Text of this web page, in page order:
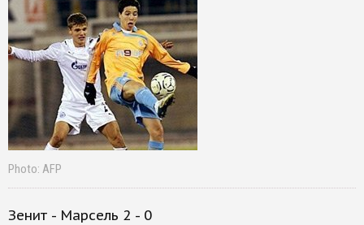
Photo: AFP
Зенит - Марсель 2 - 0